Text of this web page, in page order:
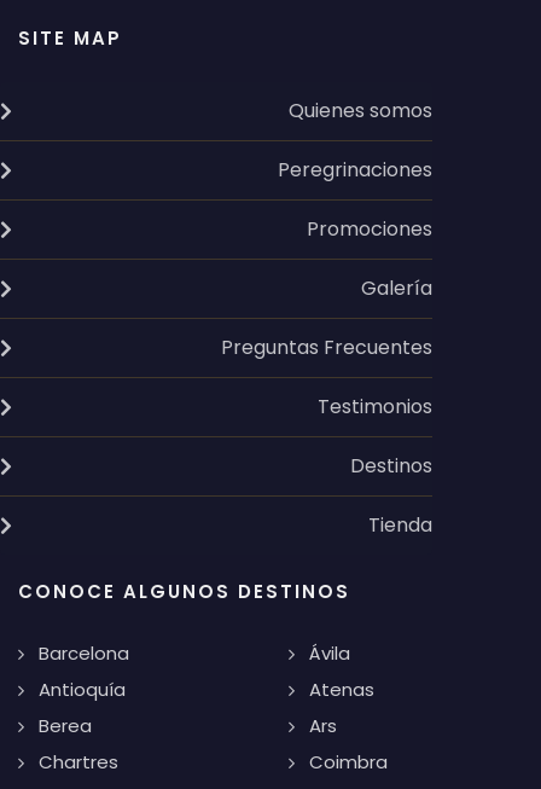
SITE MAP
Quienes somos
Peregrinaciones
Promociones
Galería
Preguntas Frecuentes
Testimonios
Destinos
Tienda
CONOCE ALGUNOS DESTINOS
Barcelona
Antioquía
Berea
Chartres
Ávila
Atenas
Ars
Coimbra